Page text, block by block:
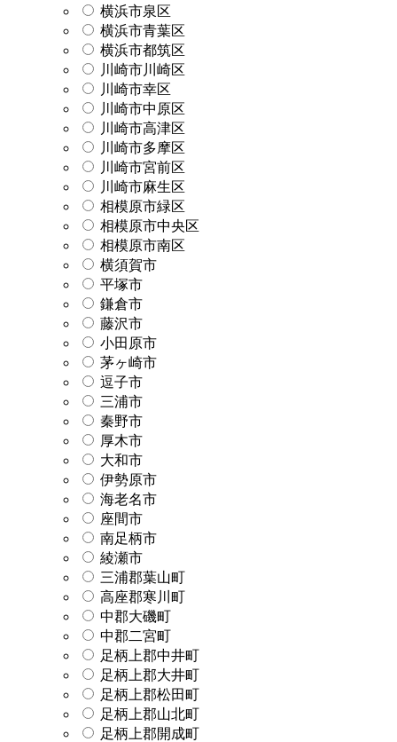
横浜市泉区
横浜市青葉区
横浜市都筑区
川崎市川崎区
川崎市幸区
川崎市中原区
川崎市高津区
川崎市多摩区
川崎市宮前区
川崎市麻生区
相模原市緑区
相模原市中央区
相模原市南区
横須賀市
平塚市
鎌倉市
藤沢市
小田原市
茅ヶ崎市
逗子市
三浦市
秦野市
厚木市
大和市
伊勢原市
海老名市
座間市
南足柄市
綾瀬市
三浦郡葉山町
高座郡寒川町
中郡大磯町
中郡二宮町
足柄上郡中井町
足柄上郡大井町
足柄上郡松田町
足柄上郡山北町
足柄上郡開成町